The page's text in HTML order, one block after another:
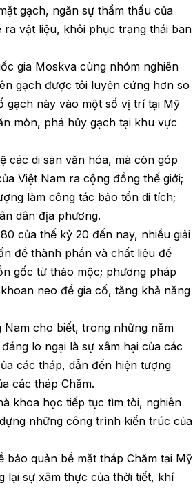
gạch, ngăn sự thẩm thấu của
vật liệu, khôi phục trạng thái ban
gia Moskva cùng nhóm nghiên
gạch được tôi luyện cứng hơn so
gạch này vào một số vị trí tại Mỹ
mòn, phá hủy gạch tại khu vực
các di sản văn hóa, mà còn góp
Việt Nam ra cộng đồng thế giới;
làm công tác bảo tồn di tích;
dân địa phương.
của thế kỷ 20 đến nay, nhiều giải
đề thành phần và chất liệu để
gốc từ thảo mộc; phương pháp
neo để gia cố, tăng khả năng
Nam cho biết, trong những năm
lo ngại là sự xâm hại của các
các tháp, dẫn đến hiện tượng
các tháp Chăm.
khoa học tiếp tục tìm tòi, nghiên
những công trình kiến trúc của
bảo quản bề mặt tháp Chăm tại Mỹ
lại sự xâm thực của thời tiết, khí